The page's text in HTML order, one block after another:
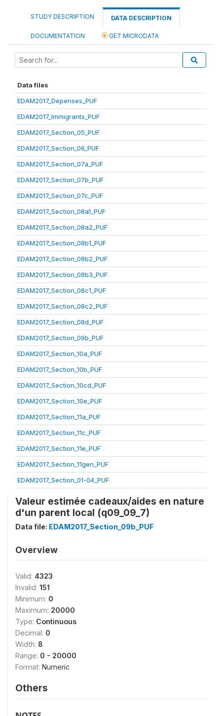
STUDY DESCRIPTION DATA DESCRIPTION
DOCUMENTATION GET MICRODATA
Data files
EDAM2017_Depenses_PUF
EDAM2017_Immigrants_PUF
EDAM2017_Section_05_PUF
EDAM2017_Section_06_PUF
EDAM2017_Section_07a_PUF
EDAM2017_Section_07b_PUF
EDAM2017_Section_07c_PUF
EDAM2017_Section_08a1_PUF
EDAM2017_Section_08a2_PUF
EDAM2017_Section_08b1_PUF
EDAM2017_Section_08b2_PUF
EDAM2017_Section_08b3_PUF
EDAM2017_Section_08c1_PUF
EDAM2017_Section_08c2_PUF
EDAM2017_Section_08d_PUF
EDAM2017_Section_09b_PUF
EDAM2017_Section_10a_PUF
EDAM2017_Section_10b_PUF
EDAM2017_Section_10cd_PUF
EDAM2017_Section_10e_PUF
EDAM2017_Section_11a_PUF
EDAM2017_Section_11c_PUF
EDAM2017_Section_11e_PUF
EDAM2017_Section_11gen_PUF
EDAM2017_Section_01-04_PUF
Valeur estimée cadeaux/aides en nature
d'un parent local (q09_09_7)
Data file: EDAM2017_Section_09b_PUF
Overview
Valid: 4323
Invalid: 151
Minimum: 0
Maximum: 20000
Type: Continuous
Decimal: 0
Width: 8
Range: 0 - 20000
Format: Numeric
Others